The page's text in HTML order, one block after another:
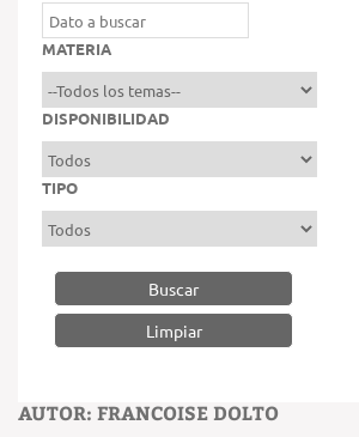
MATERIA
DISPONIBILIDAD
TIPO
Buscar
AUTOR: FRANCOISE DOLTO